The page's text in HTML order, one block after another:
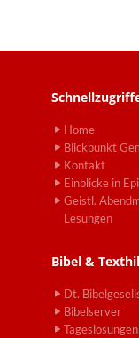
Home
Blickpunkt
Kontakt
Einblicke in
Geistl.
Lesungen
Bibel &
Dt.
Bibelserver
Tageslosungen